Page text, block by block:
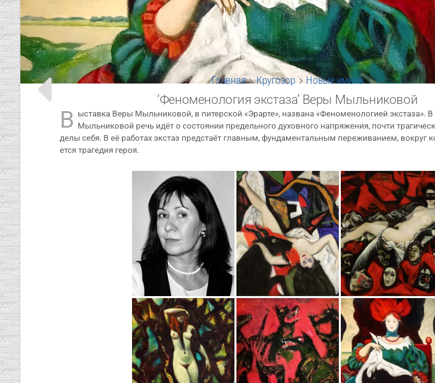
Главная Кругозор Новые имена
‘Феноменология экстаза’ Веры Мыльниковой
В ыстав­ка Веры Мыльниковой, в питер­ской «Эрарте», назва­на «Феноменологией экс­та­за». В
Мыльниковой речь идёт о состо­я­нии пре­дель­но­го духов­но­го напря­же­ния, почти
де­лы себя. В её рабо­тах экс­таз пред­ста­ёт глав­ным, фун­да­мен­таль­ным пере­жи­ва­ни­ем, вокруг
ет­ся тра­ге­дия героя.